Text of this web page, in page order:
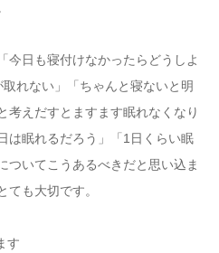
今日も寝付けなかったらどうしよ
れない」「ちゃんと寝ないと明
考えだすとますます眠れなくなり
は眠れるだろう」「1日くらい眠
ついてこうあるべきだと思い込ま
ても大切です。
す